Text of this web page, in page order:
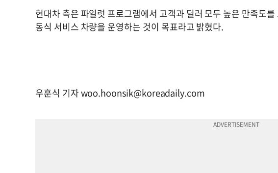
현대차 측은 파일럿 프로그램에서 고객과 딜러 모두 높은 만족도
동식 서비스 차량을 운영하는 것이 목표라고 밝혔다.
우훈식 기자woo.hoonsik@koreadaily.com